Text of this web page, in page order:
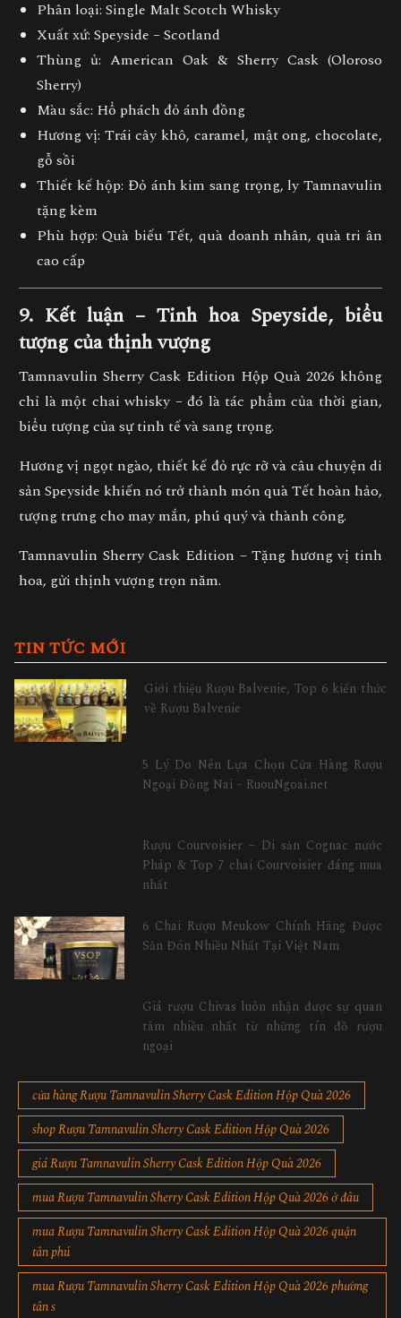
Phân loại: Single Malt Scotch Whisky
Xuất xứ: Speyside – Scotland
Thùng ủ: American Oak & Sherry Cask (Oloroso
Sherry)
Màu sắc: Hổ phách đỏ ánh đồng
Hương vị: Trái cây khô, caramel, mật ong, chocolate,
gỗ sồi
Thiết kế hộp: Đỏ ánh kim sang trọng, ly Tamnavulin
tặng kèm
Phù hợp: Quà biếu Tết, quà doanh nhân, quà tri ân
cao cấp
9. Kết luận – Tinh hoa Speyside, biểu
tượng của thịnh vượng
Tamnavulin Sherry Cask Edition Hộp Quà 2026 không
chỉ là một chai whisky – đó là tác phẩm của thời gian,
biểu tượng của sự tinh tế và sang trọng.
Hương vị ngọt ngào, thiết kế đỏ rực rỡ và câu chuyện di
sản Speyside khiến nó trở thành món quà Tết hoàn hảo,
tượng trưng cho may mắn, phú quý và thành công.
Tamnavulin Sherry Cask Edition – Tặng hương vị tinh
hoa, gửi thịnh vượng trọn năm.
TIN TỨC MỚI
Giới thiệu Rượu Balvenie, Top 6 kiến thức
về Rượu Balvenie
5 Lý Do Nên Lựa Chọn Cửa Hàng Rượu
Ngoại Đồng Nai – RuouNgoai.net
Rượu Courvoisier – Di sản Cognac nước
Pháp & Top 7 chai Courvoisier đáng mua
nhất
6 Chai Rượu Meukow Chính Hãng Được
Săn Đón Nhiều Nhất Tại Việt Nam
Giá rượu Chivas luôn nhận được sự quan
tâm nhiều nhất từ những tín đồ rượu
ngoại
cửa hàng Rượu Tamnavulin Sherry Cask Edition Hộp Quà 2026
shop Rượu Tamnavulin Sherry Cask Edition Hộp Quà 2026
giá Rượu Tamnavulin Sherry Cask Edition Hộp Quà 2026
mua Rượu Tamnavulin Sherry Cask Edition Hộp Quà 2026 ở đâu
mua Rượu Tamnavulin Sherry Cask Edition Hộp Quà 2026 quận
tân phú
mua Rượu Tamnavulin Sherry Cask Edition Hộp Quà 2026 phường
tân s